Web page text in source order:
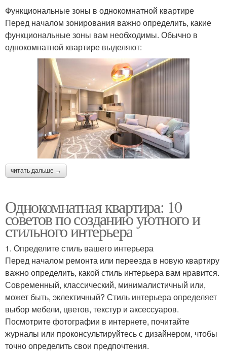
Функциональные зоны в однокомнатной квартире
Перед началом зонирования важно определить, какие
функциональные зоны вам необходимы. Обычно в
однокомнатной квартире выделяют:
читать дальше →
Однокомнатная квартира: 10
советов по созданию уютного и
стильного интерьера
1. Определите стиль вашего интерьера
Перед началом ремонта или переезда в новую квартиру
важно определить, какой стиль интерьера вам нравится.
Современный, классический, минималистичный или,
может быть, эклектичный? Стиль интерьера определяет
выбор мебели, цветов, текстур и аксессуаров.
Посмотрите фотографии в интернете, почитайте
журналы или проконсультируйтесь с дизайнером, чтобы
точно определить свои предпочтения.